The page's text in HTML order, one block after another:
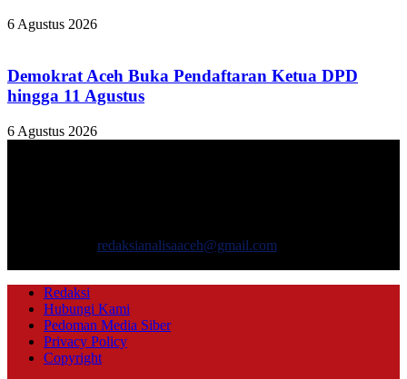
6 Agustus 2026
Demokrat Aceh Buka Pendaftaran Ketua DPD
hingga 11 Agustus
6 Agustus 2026
redaksianalisaaceh@gmail.com
Redaksi
Hubungi Kami
Pedoman Media Siber
Privacy Policy
Copyright